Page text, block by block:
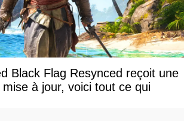
Black Flag Resynced reçoit une
à jour, voici tout ce qui